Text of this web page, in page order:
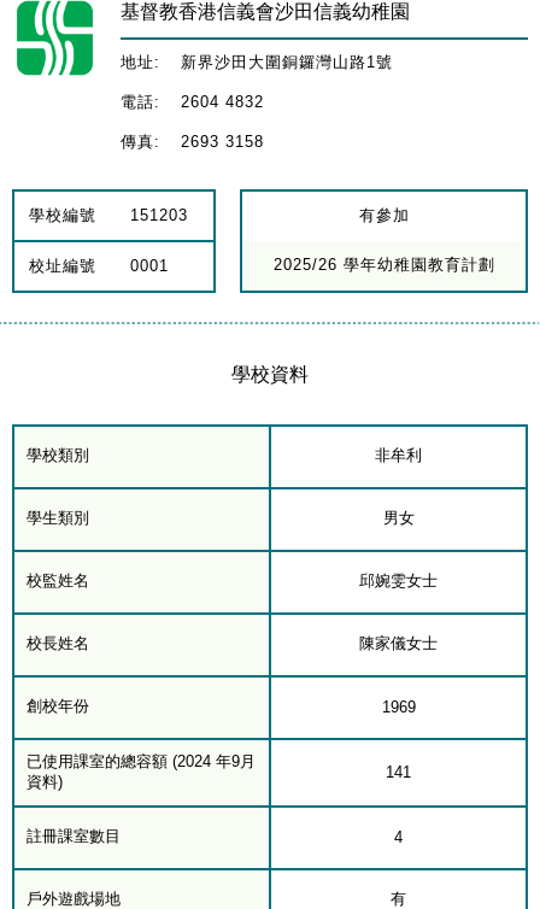
基督教香港信義會沙田信義幼稚園
地址: 新界沙田大圍銅鑼灣山路1號
電話: 2604 4832
傳真: 2693 3158
學校編號 151203
校址編號 0001
有參加
2025/26 學年幼稚園教育計劃
學校資料
學校類別 非牟利
學生類別 男女
校監姓名 邱婉雯女士
校長姓名 陳家儀女士
創校年份 1969
已使用課室的總容額 (2024 年9月
資料)
141
註冊課室數目 4
戶外遊戲場地 有